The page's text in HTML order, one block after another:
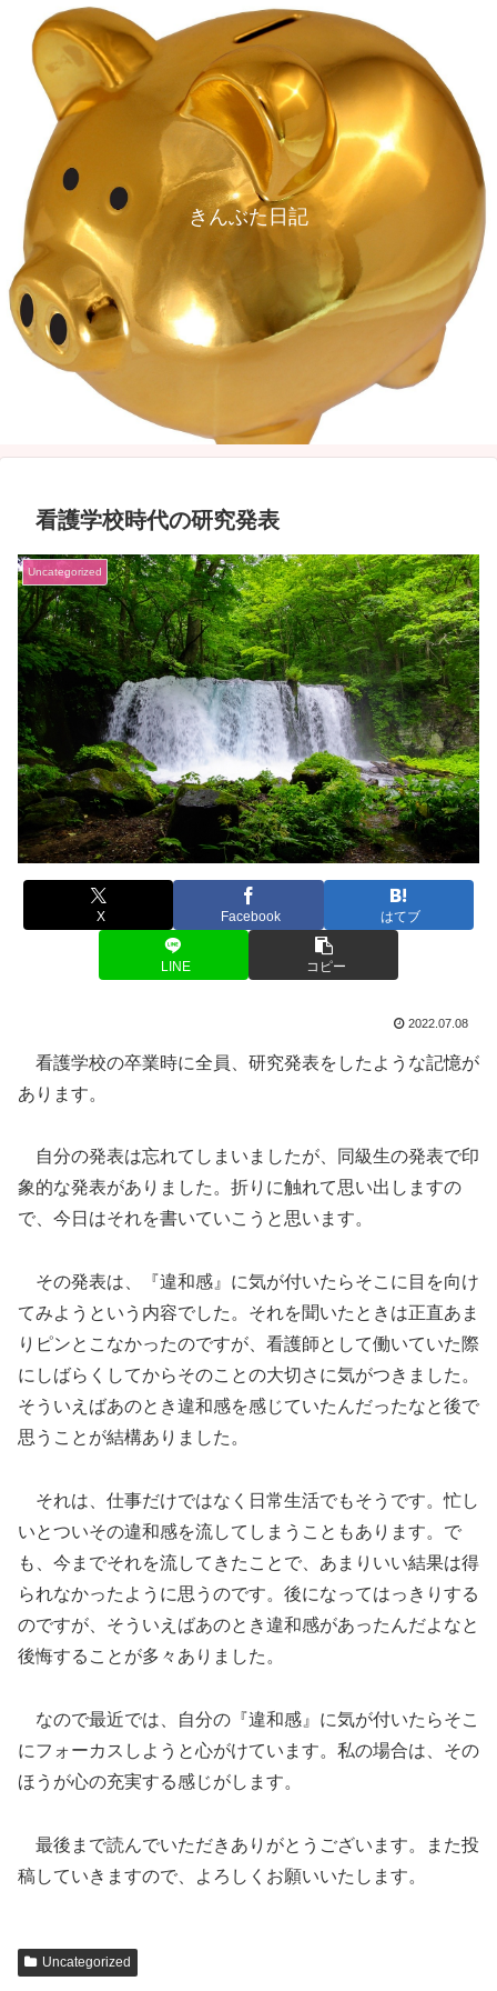
きんぶた日記
看護学校時代の研究発表
Uncategorized
X Facebook はてブ
LINE コピー
2022.07.08
看護学校の卒業時に全員、研究発表をしたような記憶が
あります。
自分の発表は忘れてしまいましたが、同級生の発表で印
象的な発表がありました。折りに触れて思い出しますの
で、今日はそれを書いていこうと思います。
その発表は、『違和感』に気が付いたらそこに目を向け
てみようという内容でした。それを聞いたときは正直あま
りピンとこなかったのですが、看護師として働いていた際
にしばらくしてからそのことの大切さに気がつきました。
そういえばあのとき違和感を感じていたんだったなと後で
思うことが結構ありました。
それは、仕事だけではなく日常生活でもそうです。忙し
いとついその違和感を流してしまうこともあります。で
も、今までそれを流してきたことで、あまりいい結果は得
られなかったように思うのです。後になってはっきりする
のですが、そういえばあのとき違和感があったんだよなと
後悔することが多々ありました。
なので最近では、自分の『違和感』に気が付いたらそこ
にフォーカスしようと心がけています。私の場合は、その
ほうが心の充実する感じがします。
最後まで読んでいただきありがとうございます。また投
稿していきますので、よろしくお願いいたします。
Uncategorized